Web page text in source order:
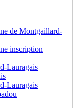
de Montgaillard-
inscription
Lauragais
Lauragais